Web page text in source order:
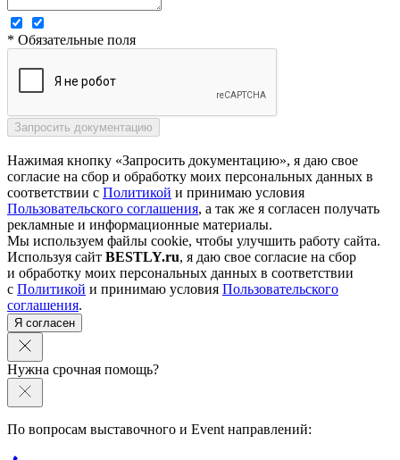
* Обязательные поля
Нажимая кнопку «Запросить документацию», я даю свое
согласие на сбор и обработку моих персональных данных в
соответствии с Политикой и принимаю условия
Пользовательского соглашения, а так же я согласен получать
рекламные и информационные материалы.
Мы используем файлы cookie, чтобы улучшить работу сайта.
Используя сайт BESTLY.ru, я даю свое согласие на сбор
и обработку моих персональных данных в соответствии
с Политикой и принимаю условия Пользовательского
соглашения.
Я согласен
Нужна срочная помощь?
По вопросам выставочного и Event направлений: